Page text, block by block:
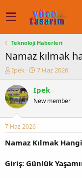
Teknoloji Haberleri
Namaz kılmak
K
n
u
y
b
a
ş
t
Ipek
B
ş
l
a
ç
r
7 Haz 2026
Ipek
New member
7 Haz 2026
Namaz Kılmak
Giriş: Günlük